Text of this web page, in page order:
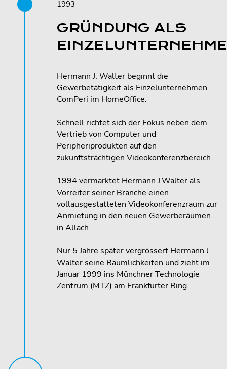
1993
GRÜNDUNG ALS
Hermann J. Walter beginnt die
Gewerbetätigkeit als Einzelunternehmen
ComPeri im HomeOffice.
Schnell richtet sich der Fokus neben dem
Vertrieb von Computer und
Peripheriprodukten auf den
zukunftsträchtigen Videokonferenzbereich.
1994 vermarktet Hermann J.Walter als
Vorreiter seiner Branche einen
vollausgestatteten Videokonferenzraum zur
Anmietung in den neuen Gewerberäumen
in Allach.
Nur 5 Jahre später vergrössert Hermann J.
Walter seine Räumlichkeiten und zieht im
Januar 1999 ins Münchner Technologie
Zentrum (MTZ) am Frankfurter Ring.